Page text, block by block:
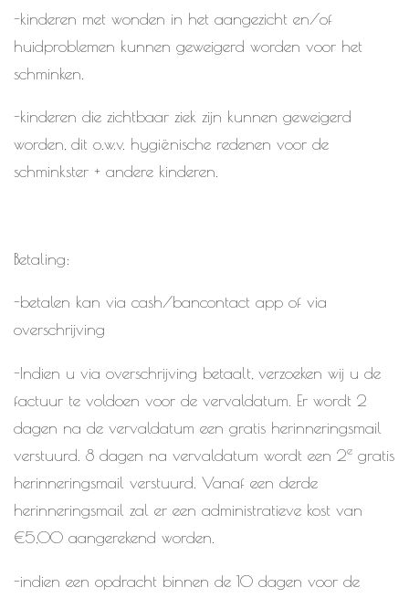
-kinderen met wonden in het aangezicht en/of
huidproblemen kunnen geweigerd worden voor het
schminken.
-kinderen die zichtbaar ziek zijn kunnen geweigerd
worden, dit o.w.v. hygiënische redenen voor de
schminkster + andere kinderen.
Betaling:
-betalen kan via cash/bancontact app of via
overschrijving
-Indien u via overschrijving betaalt, verzoeken wij u de
factuur te voldoen voor de vervaldatum. Er wordt 2
dagen na de vervaldatum een gratis herinneringsmail
verstuurd. 8 dagen na vervaldatum wordt een 2e gratis
herinneringsmail verstuurd. Vanaf een derde
herinneringsmail zal er een administratieve kost van
€5,00 aangerekend worden.
-indien een opdracht binnen de 10 dagen voor de